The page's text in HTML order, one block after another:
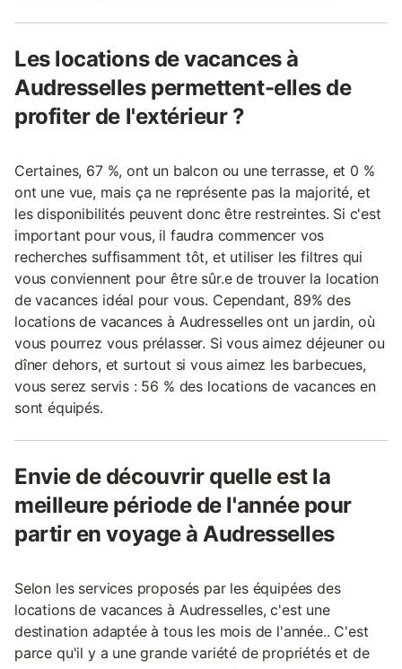
Les locations de vacances à
Audresselles permettent-elles de
profiter de l'extérieur ?
Certaines, 67 %, ont un balcon ou une terrasse, et 0 %
ont une vue, mais ça ne représente pas la majorité, et
les disponibilités peuvent donc être restreintes. Si c'est
important pour vous, il faudra commencer vos
recherches suffisamment tôt, et utiliser les filtres qui
vous conviennent pour être sûr.e de trouver la location
de vacances idéal pour vous. Cependant, 89% des
locations de vacances à Audresselles ont un jardin, où
vous pourrez vous prélasser. Si vous aimez déjeuner ou
dîner dehors, et surtout si vous aimez les barbecues,
vous serez servis : 56 % des locations de vacances en
sont équipés.
Envie de découvrir quelle est la
meilleure période de l'année pour
partir en voyage à Audresselles
Selon les services proposés par les équipées des
locations de vacances à Audresselles, c'est une
destination adaptée à tous les mois de l'année.. C'est
parce qu'il y a une grande variété de propriétés et de